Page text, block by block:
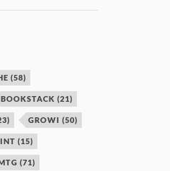
(58)
BOOKSTACK (21)
GROWI (50)
(15)
(71)